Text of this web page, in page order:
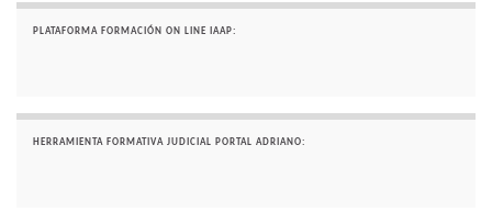
PLATAFORMA FORMACIÓN ON LINE IAAP:
HERRAMIENTA FORMATIVA JUDICIAL PORTAL ADRIANO: